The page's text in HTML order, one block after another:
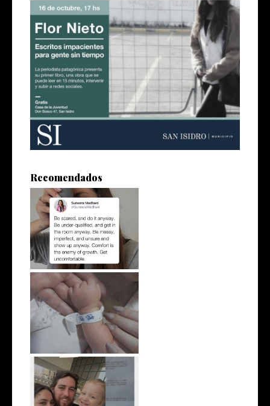
Recomendados
Día 6 | Poder
Día 5 | La existencia
Día 3 | La ciudadanía